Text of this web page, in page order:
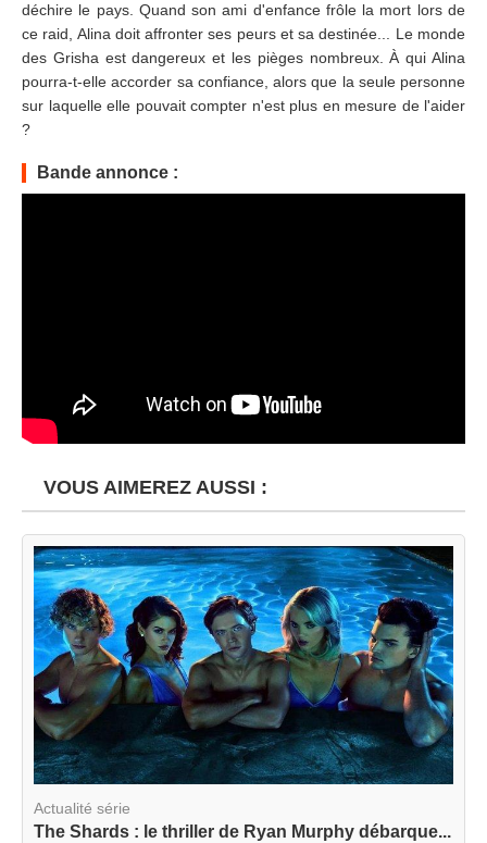
déchire le pays. Quand son ami d'enfance frôle la mort lors de
ce raid, Alina doit affronter ses peurs et sa destinée... Le monde
des Grisha est dangereux et les pièges nombreux. À qui Alina
pourra-t-elle accorder sa confiance, alors que la seule personne
sur laquelle elle pouvait compter n'est plus en mesure de l'aider
?
Bande annonce :
VOUS AIMEREZ AUSSI :
Actualité série
The Shards : le thriller de Ryan Murphy débarque...